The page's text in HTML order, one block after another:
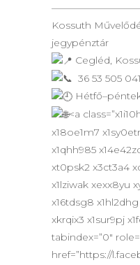
Kossuth
jegypénztár
Cegléd,
36 53 505 041
<a
x18oe1m7
x1qhh985
xt0psk2 x3ct3a4
x1lziwak xexx8yu
x16tdsg8
xkrqix3 x1sur9pj
tabindex=”0″
href=”https://